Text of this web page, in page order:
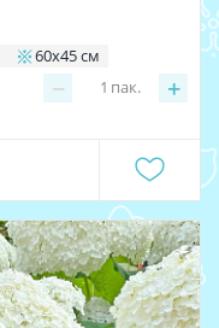
60х45 см
− +
1 пак.